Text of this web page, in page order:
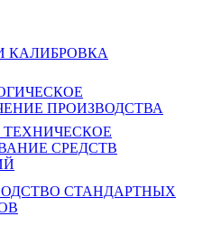
КАЛИБРОВКА
ПРОИЗВОДСТВА
СРЕДСТВ
СТАНДАРТНЫХ